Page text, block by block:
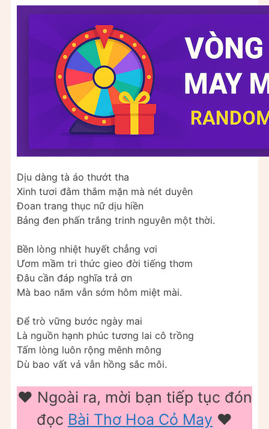
Dịu dàng tà áo thướt tha
Xinh tươi đằm thắm mặn mà nét duyên
Đoan trang thục nữ dịu hiền
Bảng đen phấn trắng trinh nguyên một thời.
Bền lòng nhiệt huyết chẳng vơi
Ươm mầm tri thức gieo đời tiếng thơm
Đâu cần đáp nghĩa trả ơn
Mà bao năm vẫn sớm hôm miệt mài.
Để trò vững bước ngày mai
Là nguồn hạnh phúc tương lai cô trồng
Tấm lòng luôn rộng mênh mông
Dù bao vất vả vẫn hồng sắc môi.
❤️️ Ngoài ra, mời bạn tiếp tục đón
đọc Bài Thơ Hoa Cỏ May ❤️️